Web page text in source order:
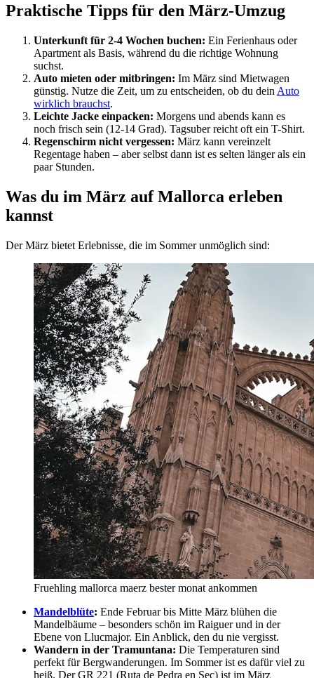
Praktische Tipps für den März-Umzug
Unterkunft für 2-4 Wochen buchen: Ein Ferienhaus oder
Apartment als Basis, während du die richtige Wohnung
suchst.
Auto mieten oder mitbringen: Im März sind Mietwagen
günstig. Nutze die Zeit, um zu entscheiden, ob du dein Auto
wirklich brauchst.
Leichte Jacke einpacken: Morgens und abends kann es
noch frisch sein (12-14 Grad). Tagsuber reicht oft ein T-Shirt.
Regenschirm nicht vergessen: März kann vereinzelt
Regentage haben – aber selbst dann ist es selten länger als ein
paar Stunden.
Was du im März auf Mallorca erleben
kannst
Der März bietet Erlebnisse, die im Sommer unmöglich sind:
Fruehling mallorca maerz bester monat ankommen
Mandelblüte: Ende Februar bis Mitte März blühen die
Mandelbäume – besonders schön im Raiguer und in der
Ebene von Llucmajor. Ein Anblick, den du nie vergisst.
Wandern in der Tramuntana: Die Temperaturen sind
perfekt für Bergwanderungen. Im Sommer ist es dafür viel zu
heiß. Der GR 221 (Ruta de Pedra en Sec) ist im März